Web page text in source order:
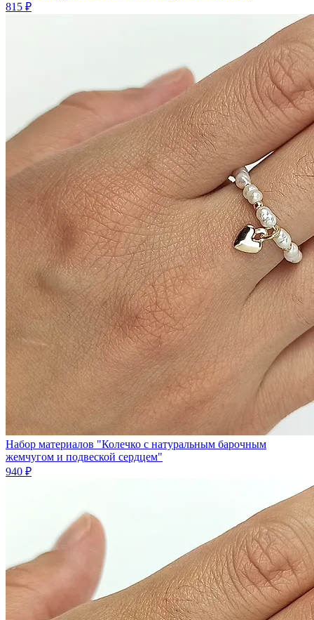
815 ₽
Набор материалов "Колечко с натуральным барочным
жемчугом и подвеской сердцем"
940 ₽